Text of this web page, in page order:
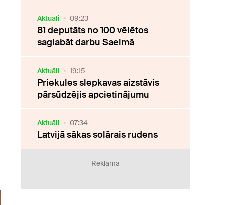
Aktuāli 09:23
81 deputāts no 100 vēlētos
saglabāt darbu Saeimā
Aktuāli 19:15
Priekules slepkavas aizstāvis
pārsūdzējis apcietinājumu
Aktuāli 07:34
Latvijā sākas solārais rudens
Reklāma